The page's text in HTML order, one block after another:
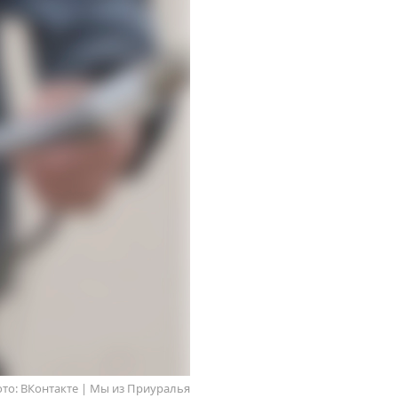
ВКонтакте | Мы из Приуралья